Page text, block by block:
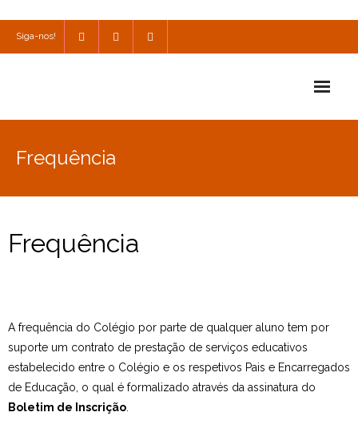
Siga-nos!
Escola
Escola Cultural
Utilidades
Estudar no CRSI
Frequência
Frequência
A frequência do Colégio por parte de qualquer aluno tem por
suporte um contrato de prestação de serviços educativos
estabelecido entre o Colégio e os respetivos Pais e Encarregados
de Educação, o qual é formalizado através da assinatura do
Boletim de Inscrição